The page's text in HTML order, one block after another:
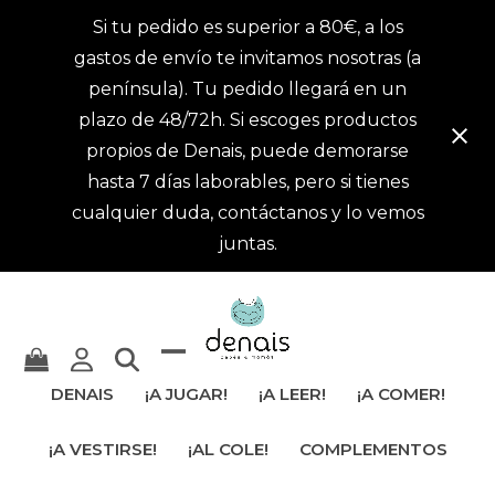
Si tu pedido es superior a 80€, a los
gastos de envío te invitamos nosotras (a
península). Tu pedido llegará en un
plazo de 48/72h. Si escoges productos
propios de Denais, puede demorarse
hasta 7 días laborables, pero si tienes
cualquier duda, contáctanos y lo vemos
juntas.
ocultar
móvil
DENAIS ¡A JUGAR! ¡A LEER! ¡A COMER!
¡A VESTIRSE! ¡AL COLE! COMPLEMENTOS